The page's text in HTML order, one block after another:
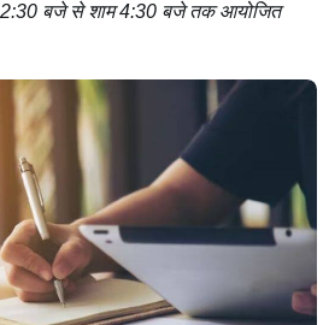
2:30 बजे से शाम 4:30 बजे तक आयोजित